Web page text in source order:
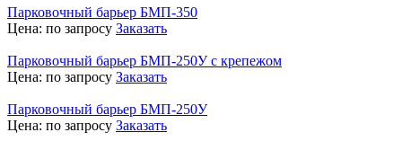
Парковочный барьер БМП-350
Цена: по запросу Заказать
Парковочный барьер БМП-250У с крепежом
Цена: по запросу Заказать
Парковочный барьер БМП-250У
Цена: по запросу Заказать